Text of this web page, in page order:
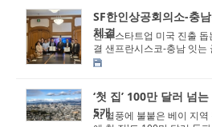
SF한인상공회의소-충
체결
한국 스타트업 미국 진출
결 샌프란시스코-충남 잇는
덕 회장 “실질적 지원 위해 최
‘첫 집’ 100만 달러 넘
5개
AI 열풍에 불붙은 베이 지역